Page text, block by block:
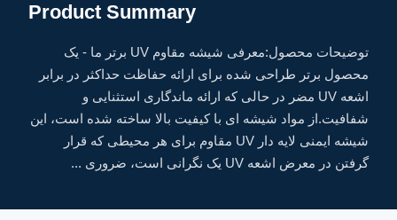
Product Summary
توضیحات محصول:معرفی شیشه مقاوم UV برتر ما - یک
محصول برتر طراحی شده برای ارائه حفاظت حداکثر در برابر
اشعه UV مضر در حالی که ارائه ماندگاری استثنایی و
شفافیت.از مواد شیشه ای با کیفیت بالا ساخته شده است، این
شیشه ایمنی لایه دار UV مقاوم برای هر محیطی که قرار
گرفتن در معرض اشعه UV یک نگرانی است، ضروری ...